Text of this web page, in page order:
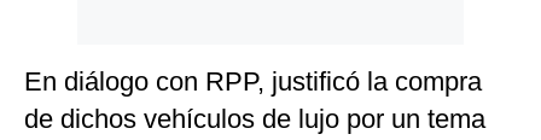
En diálogo con RPP, justificó la compra
de dichos vehículos de lujo por un tema